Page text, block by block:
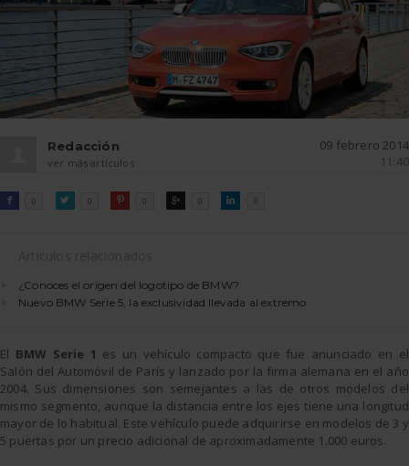
Redacción
ver más artículos
09 febrero 2014
11:40

FACEBOOK
0 
TWITTER0 
PINTEREST
0 
GOOGLE0 
LINKEDIN
0
¿Conoces el origen del logotipo de BMW?
Nuevo BMW Serie 5, la exclusividad llevada al extremo
El BMW Serie 1 es un vehículo compacto que fue anunciado en el
Salón del Automóvil de París y lanzado por la firma alemana en el año
2004. Sus dimensiones son semejantes a las de otros modelos del
mismo segmento, aunque la distancia entre los ejes tiene una longitud
mayor de lo habitual. Este vehículo puede adquirirse en modelos de 3 y
5 puertas por un precio adicional de aproximadamente 1.000 euros.